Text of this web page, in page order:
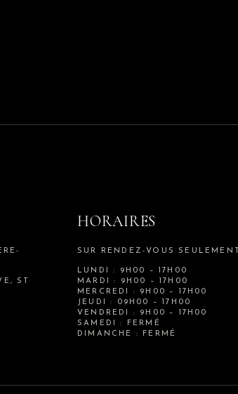
ST
HORAIRES
SUR RENDEZ-VOUS SEULEMENT
LUNDI : 9H00 – 17H00
MARDI : 9H00 – 17H00
MERCREDI : 9H00 – 17H00
JEUDI : 09H00 – 17H00
VENDREDI : 9H00 – 17H00
SAMEDI : FERMÉ
DIMANCHE : FERMÉ